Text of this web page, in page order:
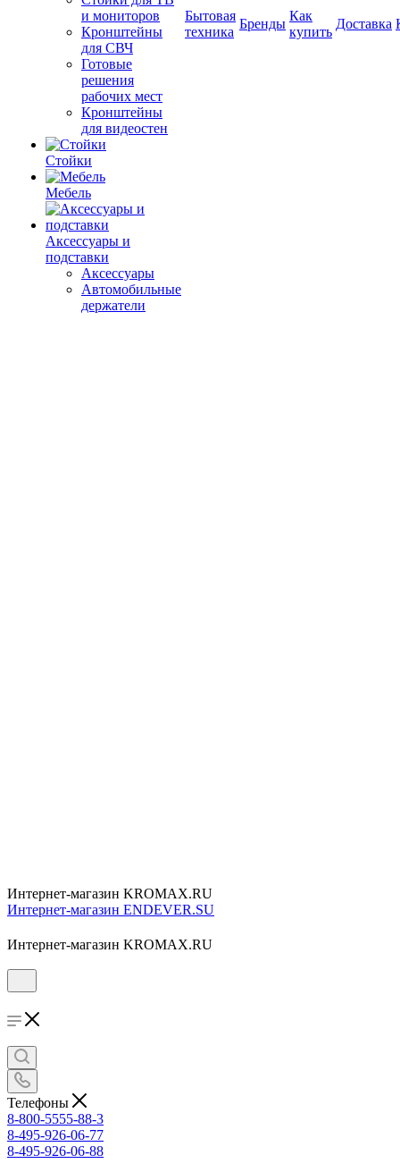
и мониторов
Кронштейны
для СВЧ
Готовые
решения
рабочих мест
Кронштейны
для видеостен
Стойки
Мебель
Аксессуары и
подставки
Аксессуары
Автомобильные
держатели
Бытовая
техника
Бренды
Как
купить
Доставка
Интернет-магазин KROMAX.RU
Интернет-магазин ENDEVER.SU
Интернет-магазин KROMAX.RU
Телефоны
8-800-5555-88-3
8-495-926-06-77
8-495-926-06-88